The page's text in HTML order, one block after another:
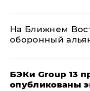
На Ближнем
оборонный
​БЭКи Group 13
опубликованы